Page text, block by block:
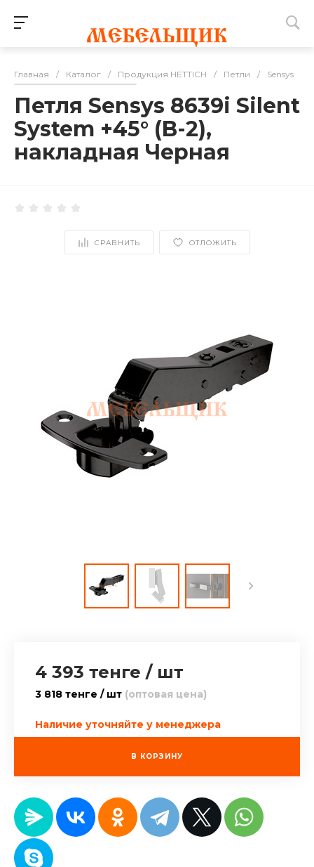
Главная / Каталог / Продукция HETTICH / Петли / Sensys
Петля Sensys 8639i Silent
System +45° (B-2),
накладная Черная
СРАВНИТЬ ОТЛОЖИТЬ
4 393 тенге / шт
3 818 тенге / шт (оптовая цена)
Наличие уточняйте у менеджера
В КОРЗИНУ